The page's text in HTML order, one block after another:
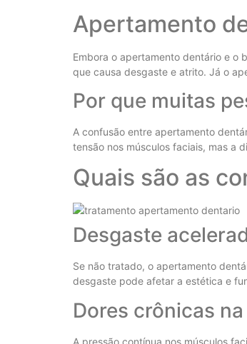
Apertamento
Embora o apertamento dentário e o
que causa desgaste e atrito. Já o
Por que muitas
A confusão entre apertamento
tensão nos músculos faciais, mas a
Quais são as
Desgaste
Se não tratado, o apertamento
desgaste pode afetar a estética e
Dores crônicas
A pressão contínua nos músculos